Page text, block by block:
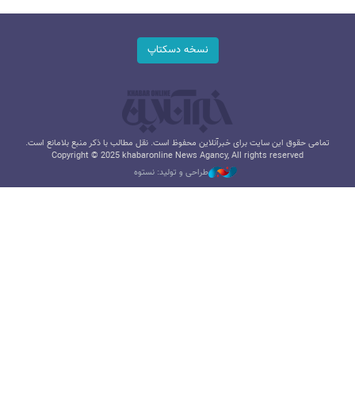
نسخه دسکتاپ
تمامی حقوق این سایت برای خبرآنلاین محفوظ است. نقل مطالب با ذکر منبع بلامانع است.
Copyright © 2025 khabaronline News Agancy, All rights reserved
طراحی و تولید: نستوه